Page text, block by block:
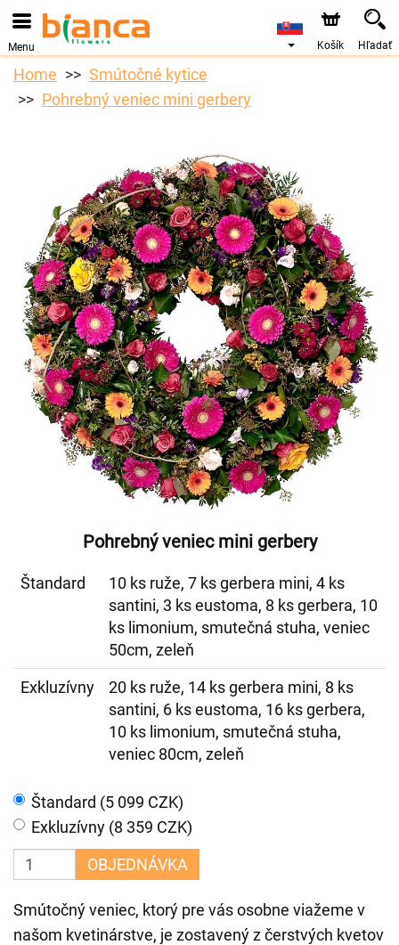
Objednávky prijímame prostredníctvom nášho e-shopu.
Najskorší možný termín doručenia je od 7.8.2026 z dôvodu
Menu Košík Hľadať
Home
Smútočné kytice
Pohrebný veniec mini gerbery
Pohrebný veniec mini gerbery
Štandard
10 ks ruže, 7 ks gerbera mini, 4 ks
santini, 3 ks eustoma, 8 ks gerbera, 10
ks limonium, smutečná stuha, veniec
50cm, zeleň
Exkluzívny
20 ks ruže, 14 ks gerbera mini, 8 ks
santini, 6 ks eustoma, 16 ks gerbera,
10 ks limonium, smutečná stuha,
veniec 80cm, zeleň
Štandard (5 099 CZK)
Exkluzívny (8 359 CZK)
OBJEDNÁVKA
Smútočný veniec, ktorý pre vás osobne viažeme v
našom kvetinárstve, je zostavený z čerstvých kvetov